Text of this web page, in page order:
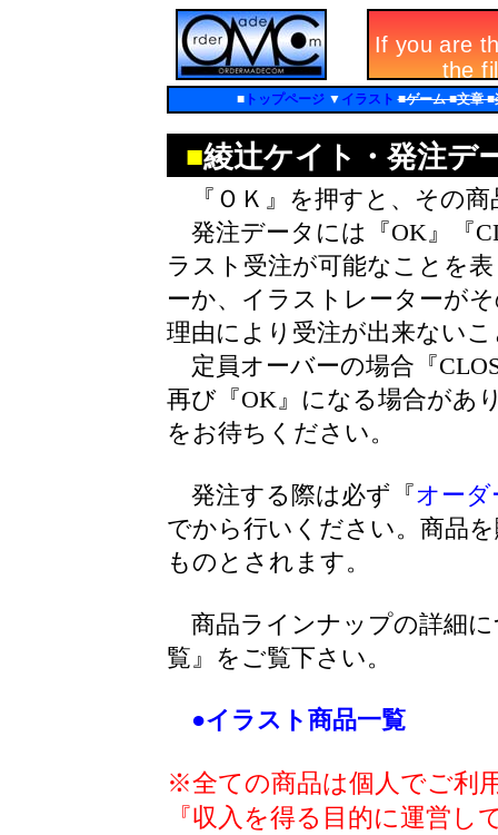
■トップページ▼ イラスト ■ゲーム ■文章
■綾辻ケイト・発注デ
『ＯＫ』を押すと、その
発注データには『OK』『
ラスト受注が可能なことを
ーか、イラストレーターが
理由により受注が出来ない
定員オーバーの場合『
再び『OK』になる場合があ
をお待ちください。
発注する際は必ず『オーダ
でから行いください。商品
ものとされます。
商品ラインナップの詳細
覧』をご覧下さい。
●イラスト商品一覧
※全ての商品は個人でご利
『収入を得る目的に運営